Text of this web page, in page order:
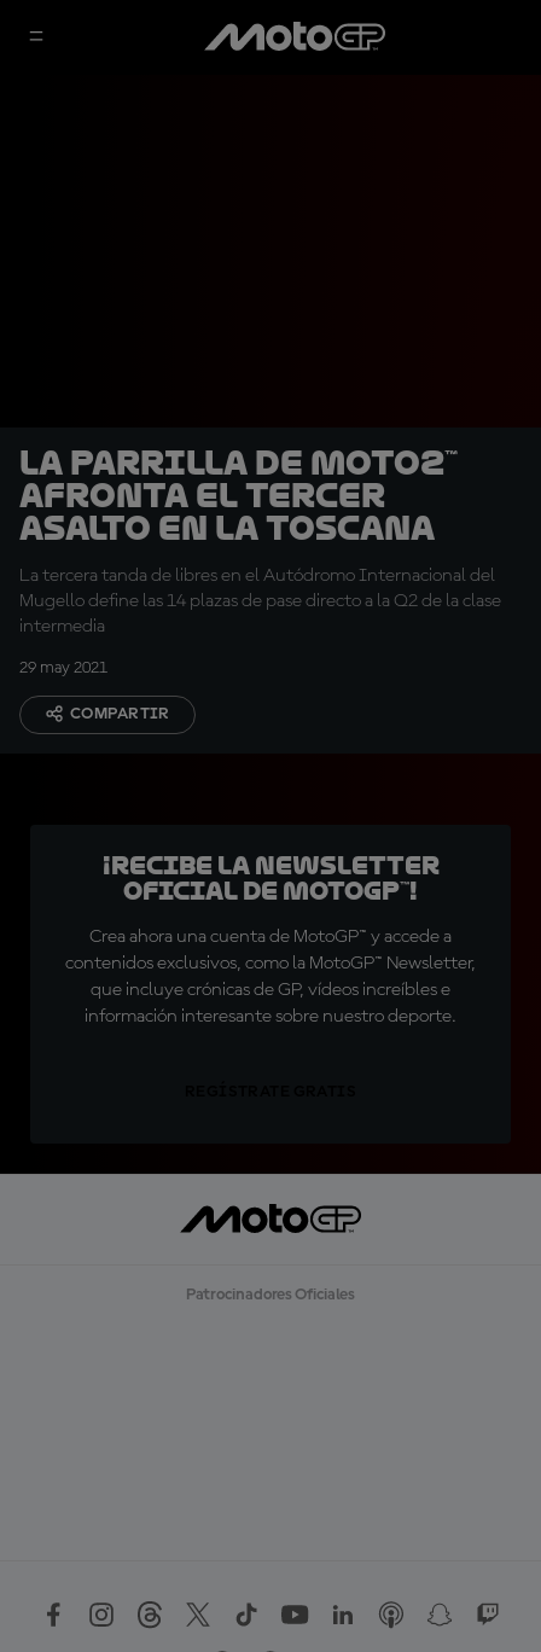
La parrilla de Moto2™
afronta el tercer
asalto en la Toscana
La tercera tanda de libres en el Autódromo Internacional del
Mugello define las 14 plazas de pase directo a la Q2 de la clase
intermedia
29 may 2021
COMPARTIR
¡Recibe la Newsletter
oficial de MotoGP™!
Crea ahora una cuenta de MotoGP™ y accede a
contenidos exclusivos, como la MotoGP™ Newsletter,
que incluye crónicas de GP, vídeos increíbles e
información interesante sobre nuestro deporte.
Patrocinadores Oficiales